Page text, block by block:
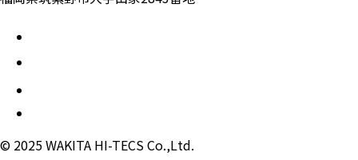
© 2025 WAKITA HI-TECS Co.,Ltd.